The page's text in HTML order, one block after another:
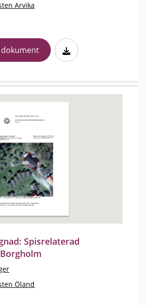
Arvika
Spisrelaterad
Öland